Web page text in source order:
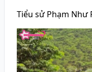
Tiểu sử Phạm Như